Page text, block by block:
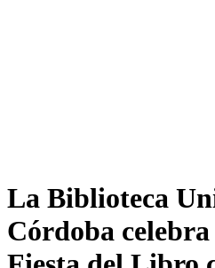
La Biblioteca
Córdoba